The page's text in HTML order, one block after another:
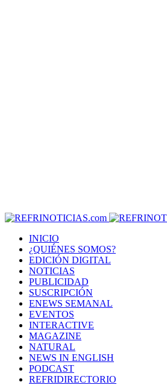
INICIO
¿QUIÉNES SOMOS?
EDICIÓN DIGITAL
NOTICIAS
PUBLICIDAD
SUSCRIPCIÓN
ENEWS SEMANAL
EVENTOS
INTERACTIVE
MAGAZINE
NATURAL
NEWS IN ENGLISH
PODCAST
REFRIDIRECTORIO